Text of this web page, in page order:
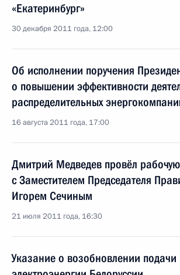
«Екатеринбург»
30 декабря 2011 года, 12:00
Об исполнении поручения
о повышении эффективности
распределительных
16 августа 2011 года, 17:00
Дмитрий Медведев провёл рабочую
с Заместителем Председателя
Игорем Сечиным
21 июля 2011 года, 16:30
Указание о возобновлении подачи